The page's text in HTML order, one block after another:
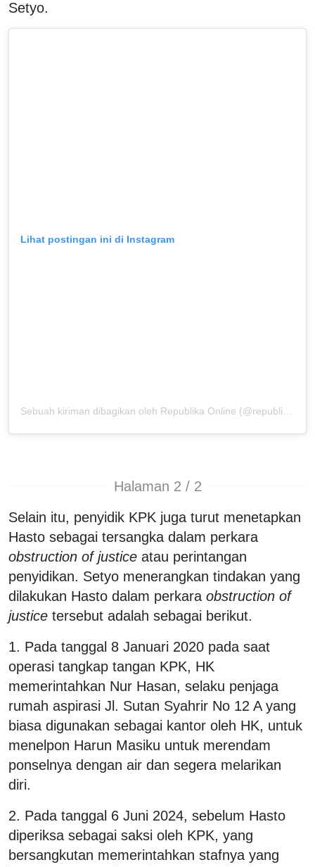
Setyo.
Lihat postingan ini di Instagram
Sebuah kiriman dibagikan oleh Republika Online (@republikaonline)
Halaman 2 / 2
Selain itu, penyidik KPK juga turut menetapkan
Hasto sebagai tersangka dalam perkara
obstruction of justice atau perintangan
penyidikan. Setyo menerangkan tindakan yang
dilakukan Hasto dalam perkara obstruction of
justice tersebut adalah sebagai berikut.
1. Pada tanggal 8 Januari 2020 pada saat
operasi tangkap tangan KPK, HK
memerintahkan Nur Hasan, selaku penjaga
rumah aspirasi Jl. Sutan Syahrir No 12 A yang
biasa digunakan sebagai kantor oleh HK, untuk
menelpon Harun Masiku untuk merendam
ponselnya dengan air dan segera melarikan
diri.
2. Pada tanggal 6 Juni 2024, sebelum Hasto
diperiksa sebagai saksi oleh KPK, yang
bersangkutan memerintahkan stafnya yang